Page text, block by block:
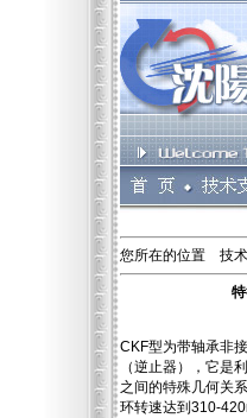
您所在的位置 技术
CKF型为带轴承非
（逆止器），它是
之间的特殊几何关
环转速达到310-